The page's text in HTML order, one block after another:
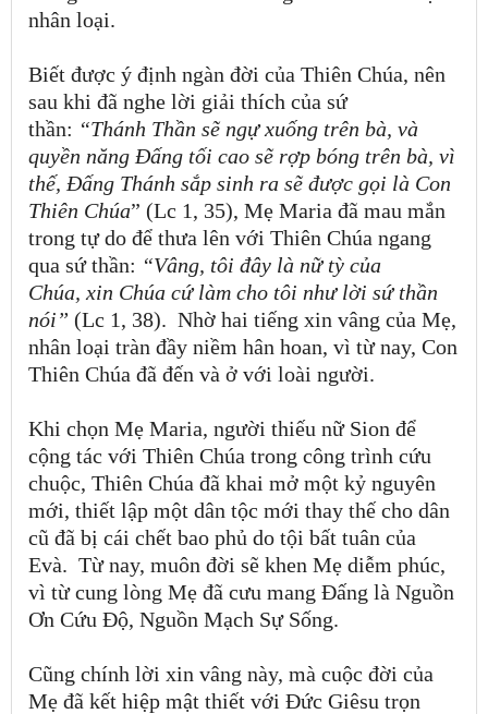
nhân loại.
Biết được ý định ngàn đời của Thiên Chúa, nên
sau khi đã nghe lời giải thích của sứ
thần: “Thánh Thần sẽ ngự xuống trên bà, và
quyền năng Đấng tối cao sẽ rợp bóng trên bà, vì
thế, Đấng Thánh sắp sinh ra sẽ được gọi là Con
Thiên Chúa” (Lc 1, 35), Mẹ Maria đã mau mắn
trong tự do để thưa lên với Thiên Chúa ngang
qua sứ thần: “Vâng, tôi đây là nữ tỳ của
Chúa, xin Chúa cứ làm cho tôi như lời sứ thần
nói” (Lc 1, 38). Nhờ hai tiếng xin vâng của Mẹ,
nhân loại tràn đầy niềm hân hoan, vì từ nay, Con
Thiên Chúa đã đến và ở với loài người.
Khi chọn Mẹ Maria, người thiếu nữ Sion để
cộng tác với Thiên Chúa trong công trình cứu
chuộc, Thiên Chúa đã khai mở một kỷ nguyên
mới, thiết lập một dân tộc mới thay thế cho dân
cũ đã bị cái chết bao phủ do tội bất tuân của
Evà. Từ nay, muôn đời sẽ khen Mẹ diễm phúc,
vì từ cung lòng Mẹ đã cưu mang Đấng là Nguồn
Ơn Cứu Độ, Nguồn Mạch Sự Sống.
Cũng chính lời xin vâng này, mà cuộc đời của
Mẹ đã kết hiệp mật thiết với Đức Giêsu trọn